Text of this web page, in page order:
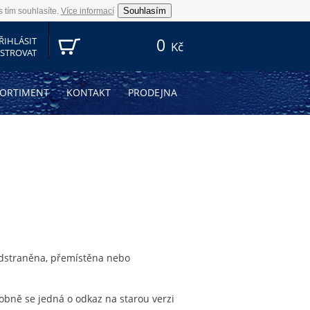
souhlasíte. Více informací Souhlasím
0 Kč
KONTAKT PRODEJNA
přemístěna nebo
se jedná o odkaz na starou verzi